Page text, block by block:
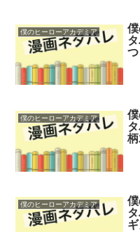
僕のヒーローアカデミア
つ
僕のヒーローアカデミア
柄
僕のヒーローアカデミア